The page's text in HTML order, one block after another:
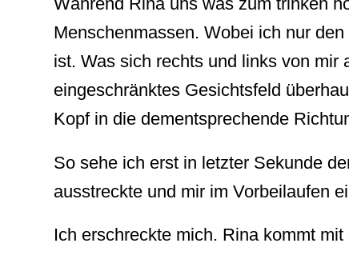
Menschenmassen. Wobei ich nur
ist. Was sich rechts und links von mir
eingeschränktes Gesichtsfeld
Kopf in die dementsprechende
So sehe ich erst in letzter Sekunde
ausstreckte und mir im Vorbeilaufen
Ich erschreckte mich. Rina kommt